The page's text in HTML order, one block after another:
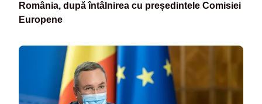
România, după întâlnirea cu președintele Comisiei
Europene